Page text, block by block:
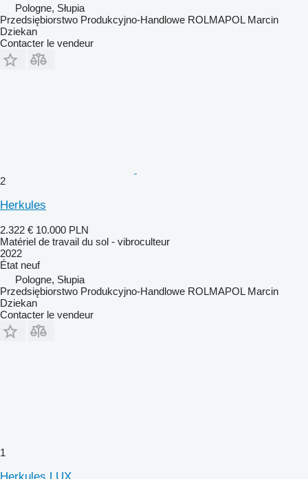
Pologne, Słupia
Przedsiębiorstwo Produkcyjno-Handlowe ROLMAPOL Marcin
Dziekan
Contacter le vendeur
2
Herkules
2.322 € 10.000 PLN
Matériel de travail du sol - vibroculteur
2022
État neuf
Pologne, Słupia
Przedsiębiorstwo Produkcyjno-Handlowe ROLMAPOL Marcin
Dziekan
Contacter le vendeur
1